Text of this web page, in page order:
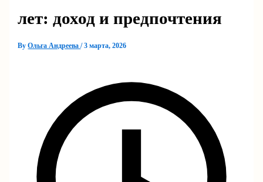
лет: доход и предпочтения
ByОльга Андреева/3 марта, 2026